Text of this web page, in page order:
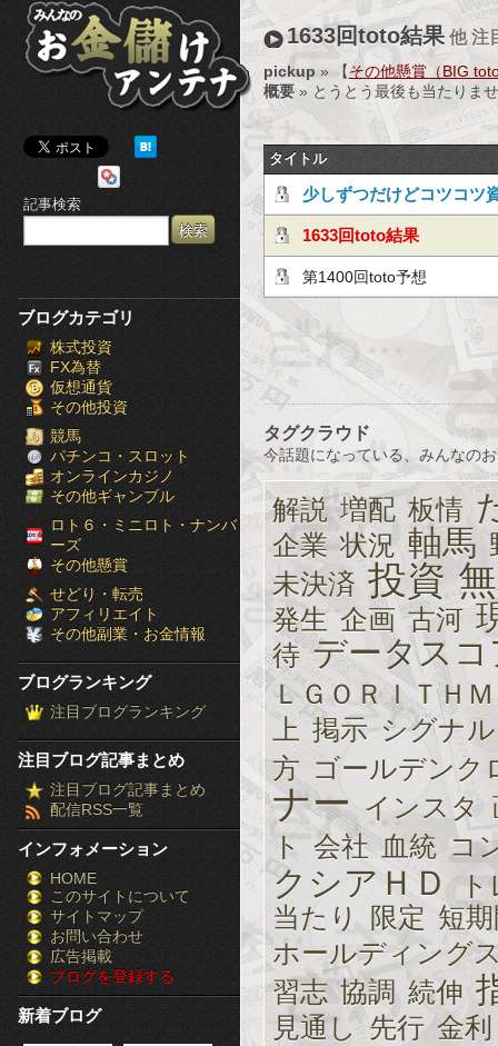
み
ん
な
の
お
金
儲
け
ア
ン
テ
ナ
［ブ
ロ
グ
ラ
ン
キ
ン
グ］-
株
FX
競
馬
パ
記事検索
ブログカテゴリ
株式投資
FX為替
仮想通貨
その他投資
競馬
パチンコ・スロット
オンラインカジノ
その他ギャンブル
ロト６・ミニロト・ナンバ
ーズ
その他懸賞
せどり・転売
アフィリエイト
その他副業・お金情報
ブログランキング
注目ブログランキング
注目ブログ記事まとめ
注目ブログ記事まとめ
配信RSS一覧
インフォメーション
HOME
このサイトについて
サイトマップ
お問い合わせ
広告掲載
ブログを登録する
新着ブログ
1633回toto結果 他 注
pickup » 【その他懸賞（BIG
概要» とうとう最後も当たりま
タイトル
少しずつだけどコツコツ
月利10％の投資手法！
1633回toto結果
第1400回toto予想
タグクラウド
今話題になっている、みんなの
解説 増配 板情
企業 状況 軸馬
未決済 投資
発生 企画 古河
待 データスコ
ＬＧＯＲＩＴＨＭ
上 掲示 シグナル
方 ゴールデンク
ナー インスタ
ト 会社 血統 コ
クシアＨＤ ト
当たり
限定 短
ホールディング
習志 協調 続伸
見通し 先行 金利